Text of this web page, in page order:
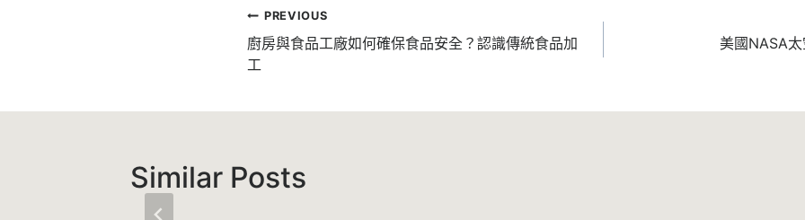
文
章
導
覽
PREVIOUS
廚房與食品工廠如何確保食品安全？認識傳統食品加
工
美國NASA
Similar Posts